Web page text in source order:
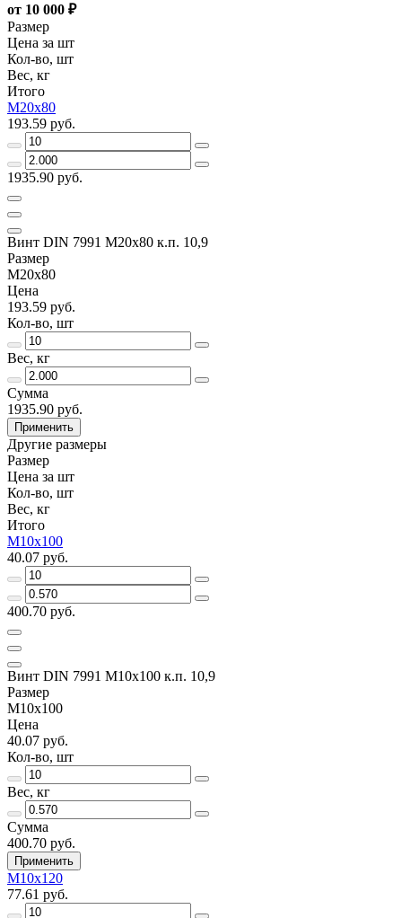
от 10 000 ₽
Размер
Цена за шт
Кол-во, шт
Вес, кг
Итого
М20х80
193.59 руб.
1935.90 руб.
Винт DIN 7991 M20х80 к.п. 10,9
Размер
М20х80
Цена
193.59 руб.
Кол-во, шт
Вес, кг
Сумма
1935.90 руб.
Применить
Другие размеры
Размер
Цена за шт
Кол-во, шт
Вес, кг
Итого
M10x100
40.07 руб.
400.70 руб.
Винт DIN 7991 M10x100 к.п. 10,9
Размер
M10x100
Цена
40.07 руб.
Кол-во, шт
Вес, кг
Сумма
400.70 руб.
Применить
M10x120
77.61 руб.